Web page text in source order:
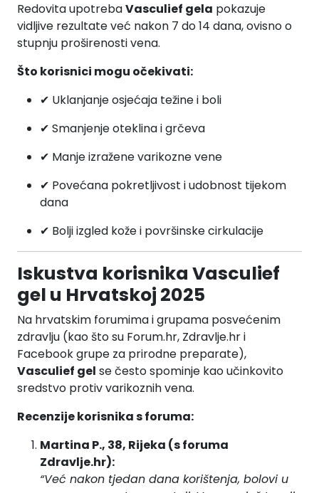
Redovita upotrebaVasculief gela pokazuje
vidljive rezultate već nakon 7 do 14 dana, ovisno o
stupnju proširenosti vena.
Što korisnici mogu očekivati:
✔ Uklanjanje osjećaja težine i boli
✔ Smanjenje oteklina i grčeva
✔ Manje izražene varikozne vene
✔ Povećana pokretljivost i udobnost tijekom
dana
✔ Bolji izgled kože i površinske cirkulacije
Iskustva korisnika Vasculief
gel u Hrvatskoj 2025
Na hrvatskim forumima i grupama posvećenim
zdravlju (kao što su Forum.hr, Zdravlje.hr i
Facebook grupe za prirodne preparate),
Vasculief gel se često spominje kao učinkovito
sredstvo protiv varikoznih vena.
Recenzije korisnika s foruma:
Martina P., 38, Rijeka (s foruma
Zdravlje.hr):
“Već nakon tjedan dana korištenja, bolovi u